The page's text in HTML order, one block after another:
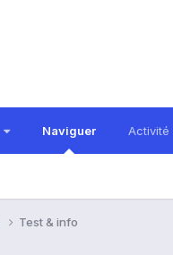
Naviguer Activité
Test & info